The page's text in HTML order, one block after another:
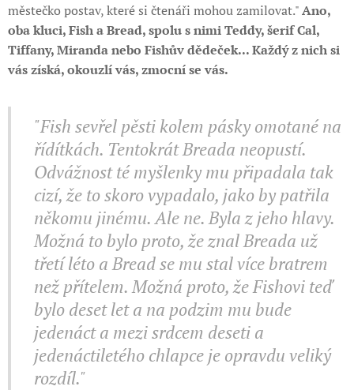
městečko postav, které si čtenáři mohou zamilovat."Ano,
oba kluci, Fish a Bread, spolu s nimi Teddy, šerif Cal,
Tiffany, Miranda nebo Fishův dědeček... Každý z nich si
vás získá, okouzlí vás, zmocní se vás.
"Fish sevřel pěsti kolem pásky omotané na
řídítkách. Tentokrát Breada neopustí.
Odvážnost té myšlenky mu připadala tak
cizí, že to skoro vypadalo, jako by patřila
někomu jinému. Ale ne. Byla z jeho hlavy.
Možná to bylo proto, že znal Breada už
třetí léto a Bread se mu stal více bratrem
než přítelem. Možná proto, že Fishovi teď
bylo deset let a na podzim mu bude
jedenáct a mezi srdcem deseti a
jedenáctiletého chlapce je opravdu veliký
rozdíl."